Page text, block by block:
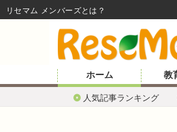
ホーム
人気記事ランキング
教
リセマム メンバーズ